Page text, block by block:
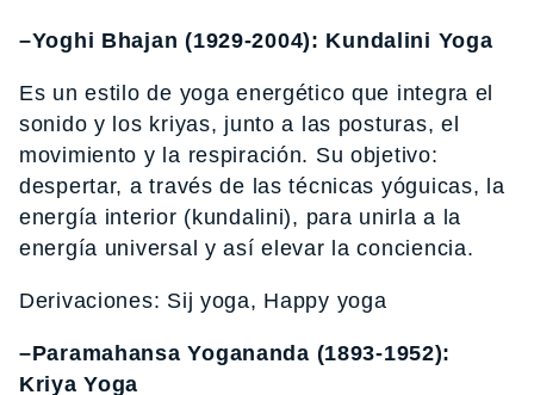
–Yoghi Bhajan (1929-2004): Kundalini Yoga
Es un estilo de yoga energético que integra el
sonido y los kriyas, junto a las posturas, el
movimiento y la respiración. Su objetivo:
despertar, a través de las técnicas yóguicas, la
energía interior (kundalini), para unirla a la
energía universal y así elevar la conciencia.
Derivaciones: Sij yoga, Happy yoga
–Paramahansa Yogananda (1893-1952):
Kriya Yoga